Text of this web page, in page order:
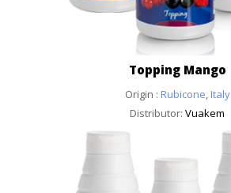
Topping Mango
Origin : Rubicone Italy
Distributor: Vuakem